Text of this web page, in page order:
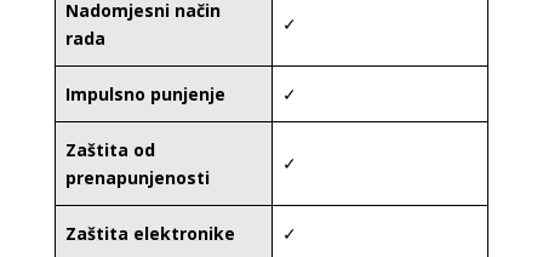
Nadomjesni način
rada
✓
Impulsno punjenje ✓
Zaštita od
prenapunjenosti
✓
Zaštita elektronike ✓